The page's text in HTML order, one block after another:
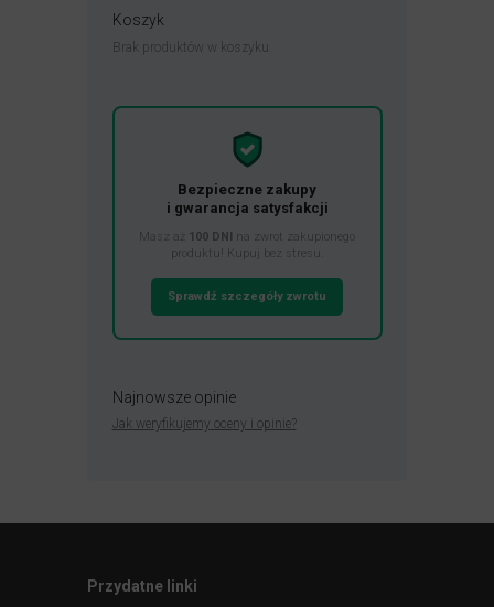
Koszyk
Brak produktów w koszyku.
Bezpieczne zakupy
i gwarancja satysfakcji
Masz aż 100 DNI na zwrot zakupionego
produktu! Kupuj bez stresu.
Sprawdź szczegóły zwrotu
Najnowsze opinie
Jak weryfikujemy oceny i opinie?
Przydatne linki